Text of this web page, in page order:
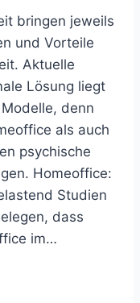
bringen jeweils
und Vorteile
Aktuelle
Lösung liegt
denn
als auch
psychische
Homeoffice:
Studien
dass
im…